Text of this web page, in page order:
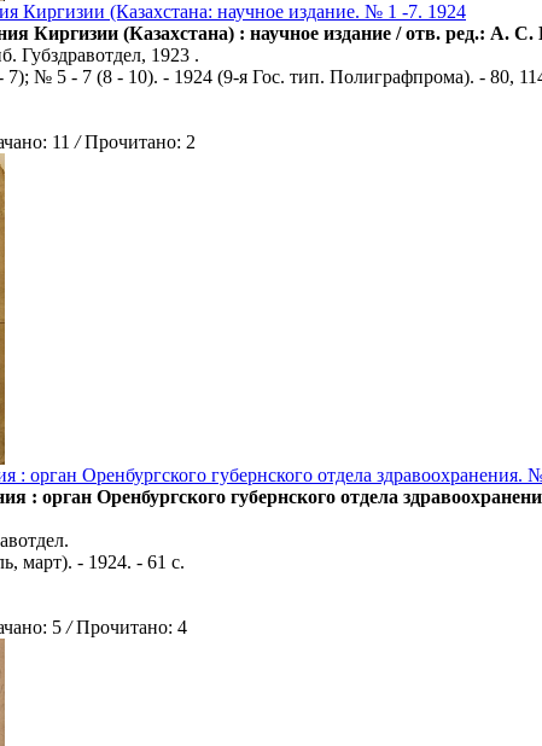
Киргизии (Казахстана: научное издание. № 1 -7. 1924
Киргизии (Казахстана) : научное издание / отв. ред.:
Губздравотдел, 1923 .
№ 5 - 7 (8 - 10). - 1924 (9-я Гос. тип. Полиграфпрома). - 80,
11 /Прочитано: 2
: орган Оренбургского губернского отдела здравоохранения.
: орган Оренбургского губернского отдела
март). - 1924. - 61 с.
5 /Прочитано: 4